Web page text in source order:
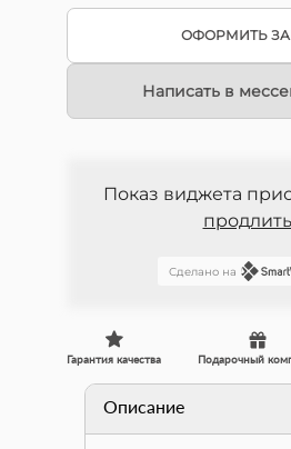
ОФОРМИТЬ
Написать в
Показ виджета
продлить
Сделано на
Гарантия качества Подарочный
Описание